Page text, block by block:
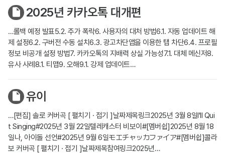
2025년 카카오톡 대개편
…롤백 예정 발표5.2. 주가 폭락6. 사용자의 대처 방법6.1. 자동 업데이트 해
제 설정6.2. 구버전 수동 설치6.3. 광고차단앱을 이용한 탭 차단6.4. 프로필
정보 비공개 설정 방법7. 카카오톡의 지배력 상실 가능성7.1. 대체 메신저8.
유사 사례8.1. 티맵9. 오해9.1. 강제 업데이트…
유이
…[편집] 솔로 커버곡 [ 펼치기 · 접기 ]날짜제목링크2025년 3월 8일I'll Qui
t Singing#2025년 3월 22일텔레캐스터 비보이#[멤버쉽]2025년 8월 18
일나, 아이돌 선언#2025년 9월 6일モエチャッカファイア#[멤버쉽]콜라
보 커버곡 [ 펼치기 · 접기 ]날짜제목참여링크2025년…